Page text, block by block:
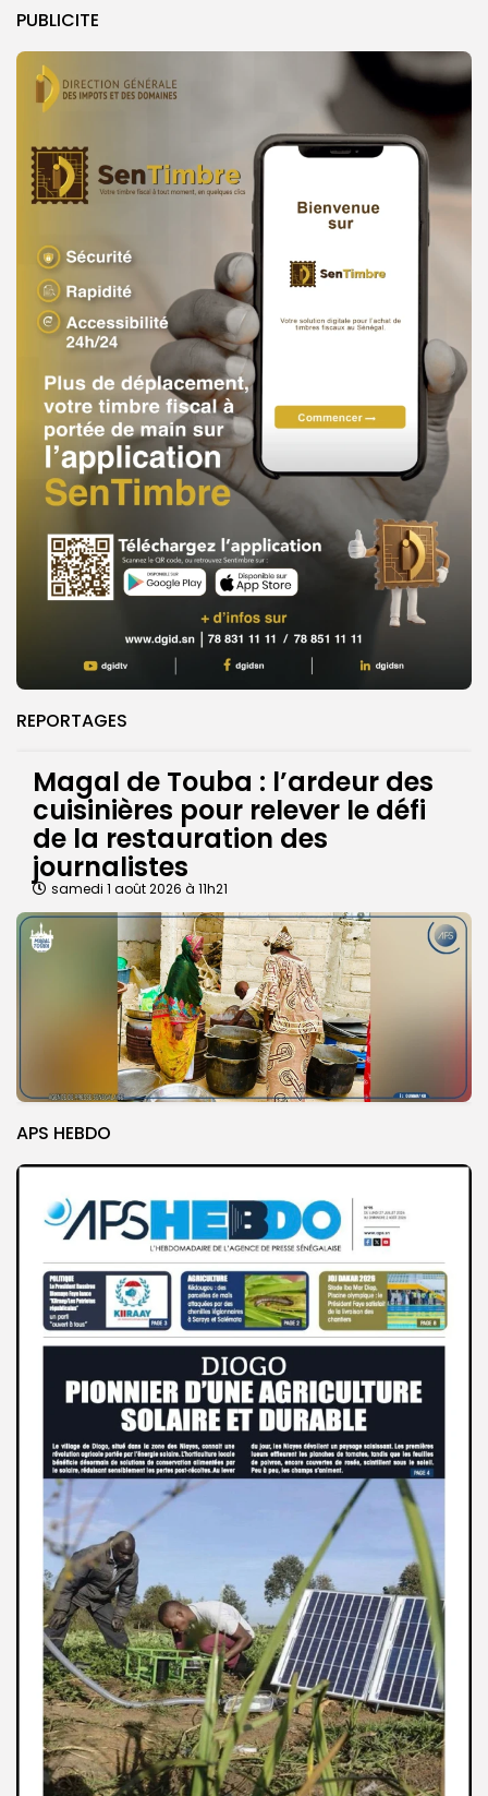
PUBLICITE
REPORTAGES
Magal de Touba : l’ardeur des
cuisinières pour relever le défi
de la restauration des
journalistes
samedi 1 août 2026 à 11h21
APS HEBDO